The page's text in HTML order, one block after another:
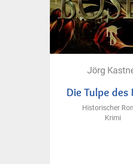
Jörg
Die Tulpe des
Historischer
Krimi